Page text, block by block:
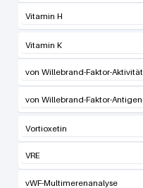
Vitamin H
Vitamin K
von Willebrand-Faktor-Aktivität
von Willebrand-Faktor-Antigen
Vortioxetin
VRE
vWF-Multimerenanalyse